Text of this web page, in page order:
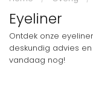
Eyeliner
Ontdek onze
deskundig advies
vandaag nog!